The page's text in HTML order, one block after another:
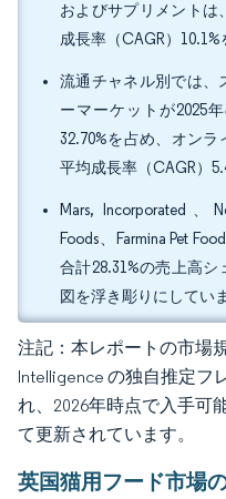
およびサプリメントは
成長率（CAGR）10.1%
流通チャネル別では、
ーマーケットが2025
32.70%を占め、オン
平均成長率（CAGR）
Mars, Incorporated、
Foods、Farmina Pet
合計28.31%の売上高
図を浮き彫りにしてい
注記：本レポートの市場
Intelligence の独自推定フ
れ、2026年時点で入手可
て更新されています。
英国猫用フード市場